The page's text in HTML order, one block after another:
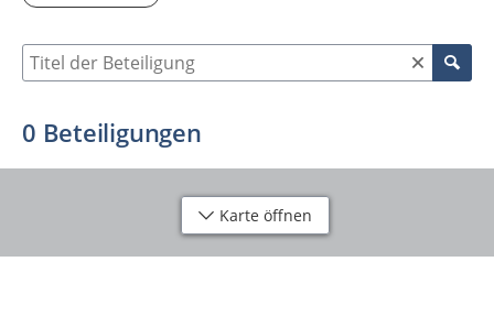
Suche nach Beteiligung
0 Beteiligungen
Karte öffnen